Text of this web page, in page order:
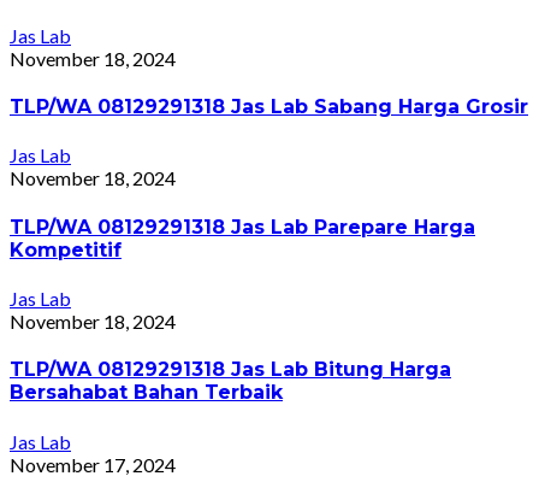
Jas Lab
November 18, 2024
TLP/WA 08129291318 Jas Lab Sabang Harga Grosir
Jas Lab
November 18, 2024
TLP/WA 08129291318 Jas Lab Parepare Harga
Kompetitif
Jas Lab
November 18, 2024
TLP/WA 08129291318 Jas Lab Bitung Harga
Bersahabat Bahan Terbaik
Jas Lab
November 17, 2024